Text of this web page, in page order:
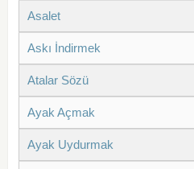
Asalet
Askı İndirmek
Atalar Sözü
Ayak Açmak
Ayak Uydurmak